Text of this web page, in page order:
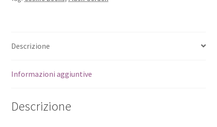
Descrizione
Informazioni aggiuntive
Descrizione